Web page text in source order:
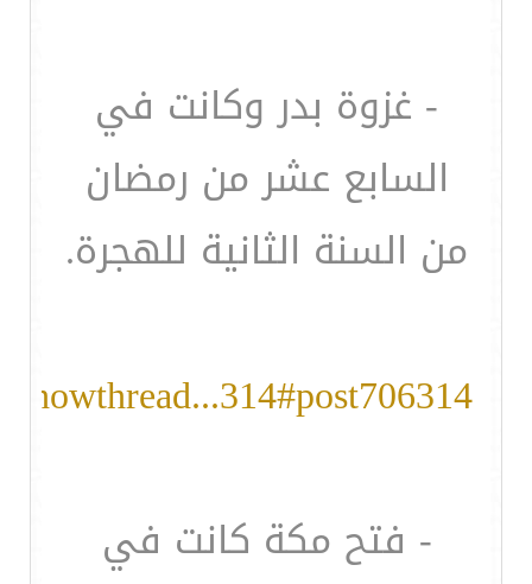
- غزوة بدر وكانت في
السابع عشر من رمضان
من السنة الثانية للهجرة.
- فتح مكة كانت في